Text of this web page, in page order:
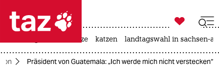
 taz zahl ich
taz zahl ich

taz zahl ich
hitze katzen landtagswahl in sachsen-
Präsident von Guatemala: „Ich werde mich nicht verstecken“